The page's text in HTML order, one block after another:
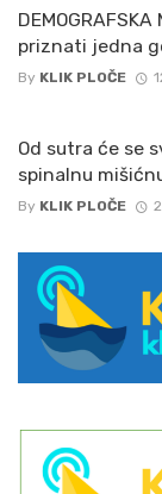
priznati jedna
By KLIK PLOČE
Od sutra će se
spinalnu
By KLIK PLOČE